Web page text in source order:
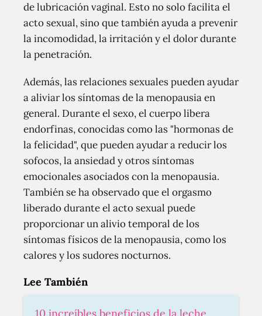
de lubricación vaginal. Esto no solo facilita el
acto sexual, sino que también ayuda a prevenir
la incomodidad, la irritación y el dolor durante
la penetración.
Además, las relaciones sexuales pueden ayudar
a aliviar los síntomas de la menopausia en
general. Durante el sexo, el cuerpo libera
endorfinas, conocidas como las "hormonas de
la felicidad", que pueden ayudar a reducir los
sofocos, la ansiedad y otros síntomas
emocionales asociados con la menopausia.
También se ha observado que el orgasmo
liberado durante el acto sexual puede
proporcionar un alivio temporal de los
síntomas físicos de la menopausia, como los
calores y los sudores nocturnos.
Lee También